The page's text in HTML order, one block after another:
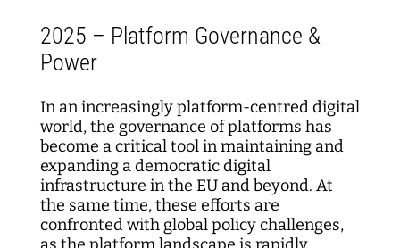
Dynamiken der digitalen Mobilisierung
Digitalisierung und Öffnung der Wissenschaft
Bildung für die digitale Welt
Normsetzung und Entscheidungsverfahren
Digitalisierung und vernetzte Sicherheit
Sicherheit und Transparenz digitaler
Prozesse
Technik, Macht und Herrschaft
WEIZENBAUM DIGITAL SCIENCE CENTER
Metaforschung
Weizenbaum Panel
Methodenlab
FORSCHENDE
Forschende
Principal Investigators
Fellowships
WEITERE SEITEN
Forschungsprojekte
Open-Access-Publikationsfonds
Das Forschungsprogramm der Aufbauphase
Zusammenhalt in der vernetzten Gesellschaft
Pizza und...
Policy Roundtables
Jahresberichte
Open-Access-Publikationsfonds
Weizenbaum-Filmnacht
DigiMeet
Institut
Principal Investigators
Institutsrat
Kuratorium
Beirat
Netzwerk
Transfer und Dialog
Kommunikation
Personal
Finanzen
IT
Stellenangebote
Presse
Newsletter
2025 – Platform Governance &
Power
In an increasingly platform-centred digital
world, the governance of platforms has
become a critical tool in maintaining and
expanding a democratic digital
infrastructure in the EU and beyond. At
the same time, these efforts are
confronted with global policy challenges,